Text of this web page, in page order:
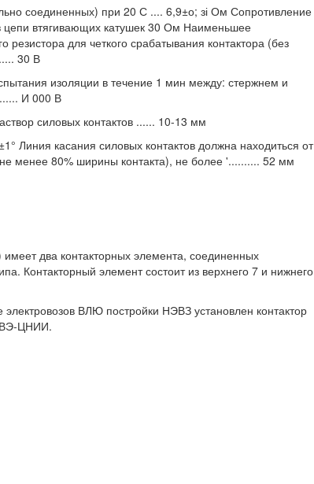
соединенных) при 20 С .... 6,9±о; зі Ом Сопротивление
цепи втягивающих катушек 30 Ом Наименьшее
для четкого срабатывания контактора (без
30 В
изоляции в течение 1 мин между: стержнем и
И 000 В
силовых контактов ...... 10-13 мм
Линия касания силовых контактов должна находиться от
менее 80% ширины контакта), не более '.......... 52 мм
два контакторных элемента, соединенных
Контакторный элемент состоит из верхнего 7 и нижнего
ВЛЮ постройки НЭВЗ установлен контактор
ЦНИИ.